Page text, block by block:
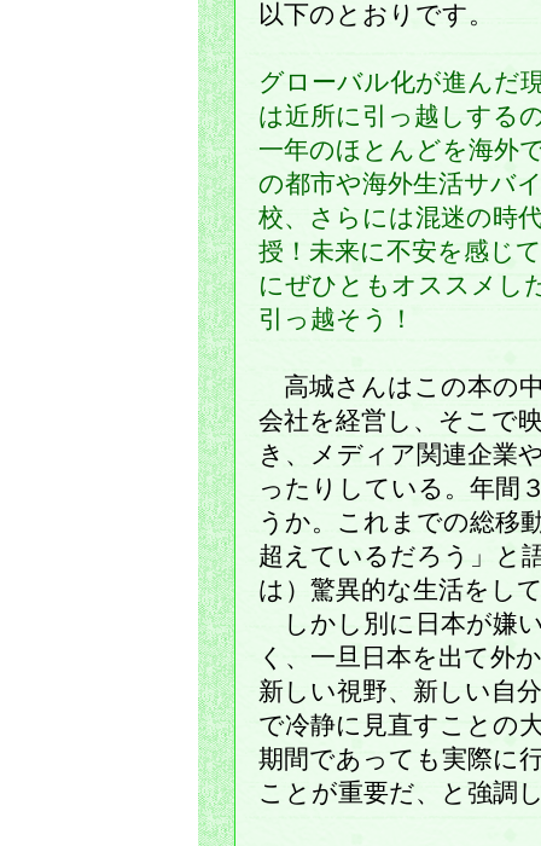
以下のとおりです。
グローバル化が進んだ
は近所に引っ越しする
一年のほとんどを海外
の都市や海外生活サバ
校、さらには混迷の時
授！未来に不安を感じ
にぜひともオススメし
引っ越そう！
高城さんはこの本の
会社を経営し、そこで
き、メディア関連企業
ったりしている。年間
うか。これまでの総移
超えているだろう」と
は）驚異的な生活をし
しかし別に日本が嫌
く、一旦日本を出て外
新しい視野、新しい自
で冷静に見直すことの
期間であっても実際に
ことが重要だ、と強調